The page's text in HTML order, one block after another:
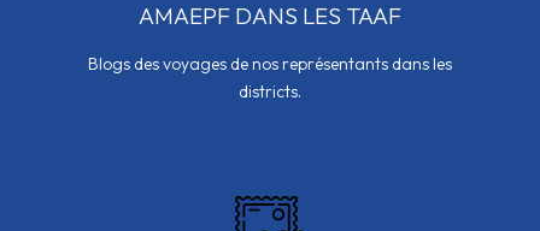
AMAEPF DANS LES TAAF
Blogs des voyages de nos représentants dans les
districts.